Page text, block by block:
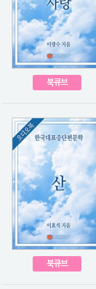
북큐브
북큐브